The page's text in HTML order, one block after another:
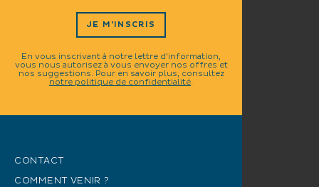
JE M'INSCRIS
En vous inscrivant à notre lettre d'information,
vous nous autorisez à vous envoyer nos offres et
nos suggestions. Pour en savoir plus, consultez
notre politique de confidentialité.
CONTACT
COMMENT VENIR ?